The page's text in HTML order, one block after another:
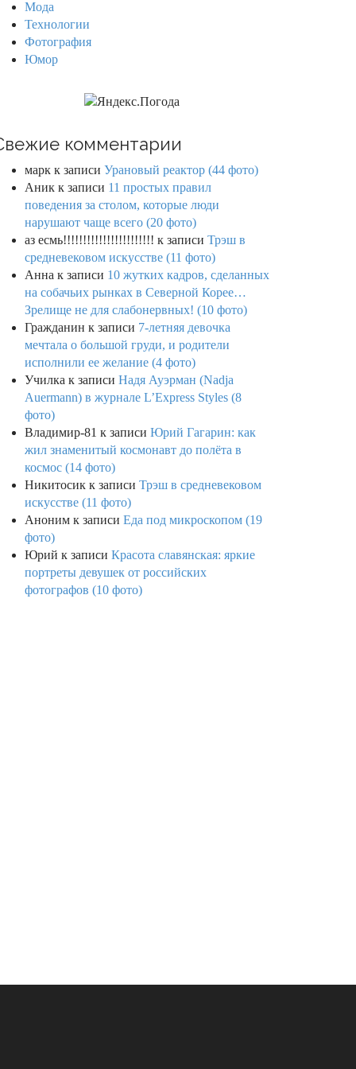
Мода
Технологии
Фотография
Юмор
комментарии
марк к записи Урановый реактор (44 фото)
Аник к записи 11 простых правил
поведения за столом, которые люди
нарушают чаще всего (20 фото)
аз есмь!!!!!!!!!!!!!!!!!!!!!!! к записи Трэш в
средневековом искусстве (11 фото)
Анна к записи 10 жутких кадров, сделанных
на собачьих рынках в Северной Корее…
Зрелище не для слабонервных! (10 фото)
Гражданин к записи 7-летняя девочка
мечтала о большой груди, и родители
исполнили ее желание (4 фото)
Училка к записи Надя Ауэрман (Nadja
Auermann) в журнале L’Express Styles (8
фото)
Владимир-81 к записи Юрий Гагарин: как
жил знаменитый космонавт до полёта в
космос (14 фото)
Никитосик к записи Трэш в средневековом
искусстве (11 фото)
Аноним к записи Еда под микроскопом (19
фото)
Юрий к записи Красота славянская: яркие
портреты девушек от российских
фотографов (10 фото)